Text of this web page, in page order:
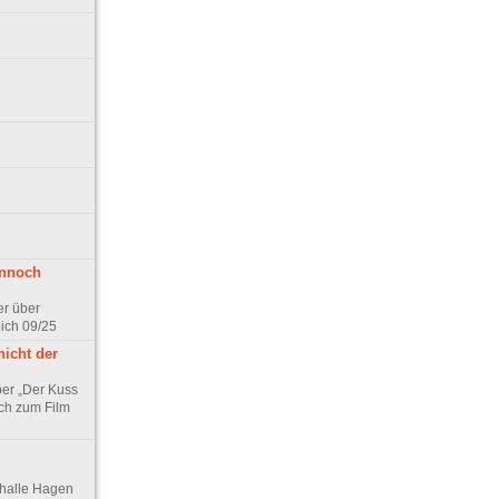
über
09/25
der
„Der Kuss
zum Film
Hagen